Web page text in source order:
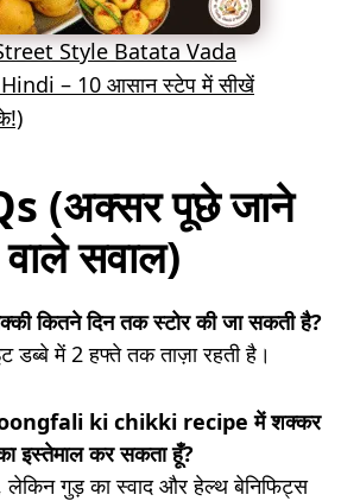
Style Batata Vada
– 10 आसान स्टेप में सीखें
(अक्सर पूछे जाने
वाले सवाल)
कितने दिन तक स्टोर की जा सकती है?
डब्बे में 2 हफ्ते तक ताज़ा रहती है।
ki chikki recipe में शक्कर
इस्तेमाल कर सकता हूँ?
गुड़ का स्वाद और हेल्थ बेनिफिट्स